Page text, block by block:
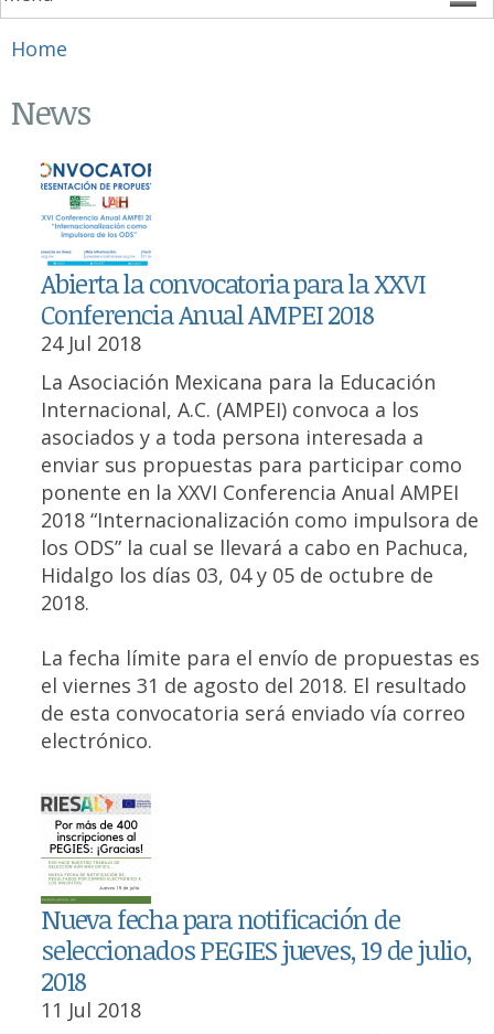
You are here
Home
News
Abierta la convocatoria para la XXVI
Conferencia Anual AMPEI 2018
24 Jul 2018
La Asociación Mexicana para la Educación
Internacional, A.C. (AMPEI) convoca a los
asociados y a toda persona interesada a
enviar sus propuestas para participar como
ponente en la XXVI Conferencia Anual AMPEI
2018 “Internacionalización como impulsora de
los ODS” la cual se llevará a cabo en Pachuca,
Hidalgo los días 03, 04 y 05 de octubre de
2018.
La fecha límite para el envío de propuestas es
el viernes 31 de agosto del 2018. El resultado
de esta convocatoria será enviado vía correo
electrónico.
Nueva fecha para notificación de
seleccionados PEGIES jueves, 19 de julio,
2018
11 Jul 2018